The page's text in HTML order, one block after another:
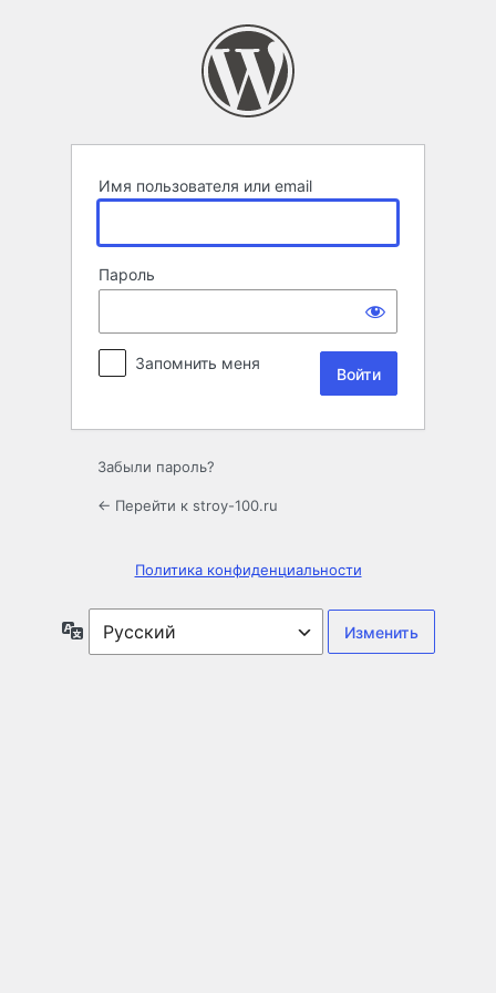
Имя пользователя или email
Пароль
Запомнить меня
Забыли пароль?
← Перейти к stroy-100.ru
Политика конфиденциальности
Язык